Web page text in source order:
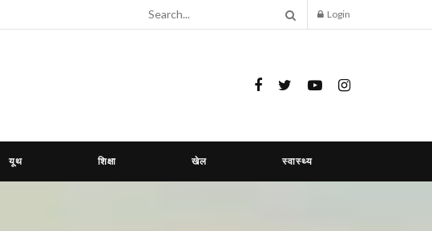
Login
यूथ शिक्षा खेल स्वास्थ्य